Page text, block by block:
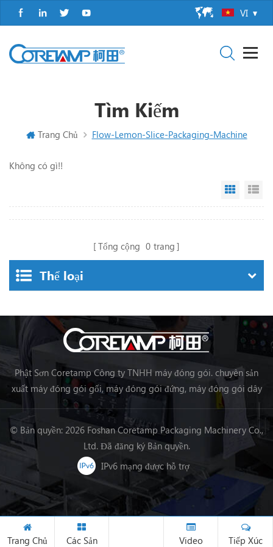
VI
Tìm Kiếm
Trang Chủ Flow-Lemon-Slice-Packaging-Machine
Không có gì!!
Grid
Tổng cộng 0 trang
Thể loại
Phật Sơn Coretamp Công ty TNHH máy đóng gói. chuyên sản
xuất máy đóng gói gối, máy đóng gói đứng, máy đóng gói dây
chuyền chế biến thực phẩm, máy đóng gói rau củ quả máy đóng
gói, v.v.
© Bản quyền: 2026 Foshan Coretamp Packaging Machinery Co.,
Ltd. Đã đăng ký Bản quyền.
IPv6 mạng được hỗ trợ
Trang Chủ Các Sản Video Tiếp Xúc